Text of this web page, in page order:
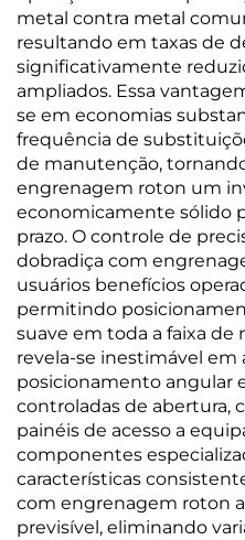
metal contra metal
resultando em taxas de
significativamente
ampliados. Essa
se em economias
frequência de
de manutenção,
engrenagem roton um
economicamente sólido
prazo. O controle de
dobradiça com
usuários benefícios
permitindo
suave em toda a faixa de
revela-se inestimável em
posicionamento angular
controladas de abertura,
painéis de acesso a
componentes
características
com engrenagem roton
previsível, eliminando